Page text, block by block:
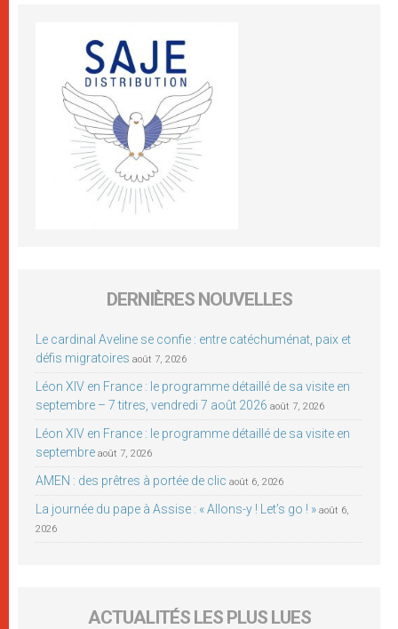
DERNIÈRES NOUVELLES
Le cardinal Aveline se confie : entre catéchuménat, paix et
défis migratoires août 7, 2026
Léon XIV en France : le programme détaillé de sa visite en
septembre – 7 titres, vendredi 7 août 2026 août 7, 2026
Léon XIV en France : le programme détaillé de sa visite en
septembre août 7, 2026
AMEN : des prêtres à portée de clic août 6, 2026
La journée du pape à Assise : « Allons-y ! Let’s go ! » août 6,
2026
ACTUALITÉS LES PLUS LUES